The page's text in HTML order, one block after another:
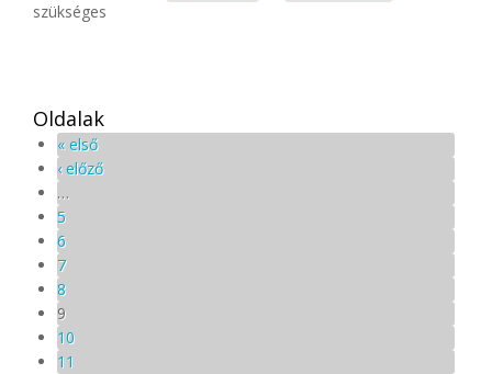
szükséges
Oldalak
« első
‹ előző
…
5
6
7
8
9
10
11